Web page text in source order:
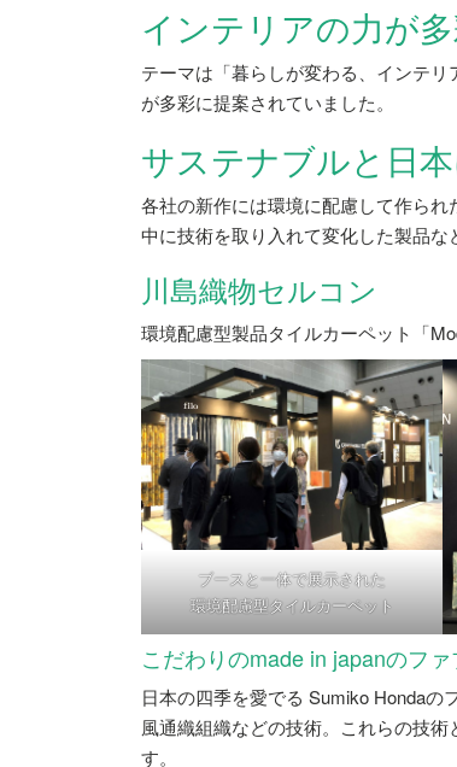
インテリアの力が
テーマは「暮らしが変わる、インテ
が多彩に提案されていました。
サステナブルと日
各社の新作には環境に配慮して作ら
中に技術を取り入れて変化した製品な
川島織物セルコン
環境配慮型製品タイルカーペット「
ブースと一体で展示された
環境配慮型タイルカーペット
こだわりのmade in japanのファ
日本の四季を愛でる Sumiko Honda
風通織組織などの技術。これらの技
す。